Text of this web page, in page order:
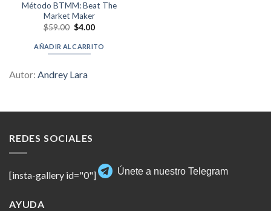
Método BTMM: Beat The
Market Maker
$59.00 Original
was:
$59.00.
$4.00Current
is:
$4.00.
AÑADIR AL CARRITO
Autor: Andrey Lara
REDES SOCIALES
[insta-gallery id="0"] Únete a nuestro Telegram
AYUDA